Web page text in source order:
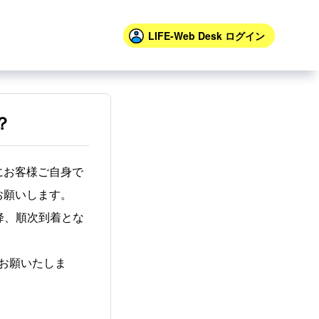
LIFE-Web Desk ログイン
客様ご自身で
いします。
順次到着とな
願いたしま